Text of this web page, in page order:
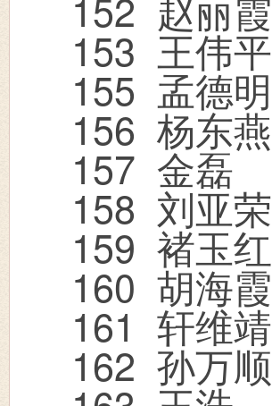
153 王伟平
155 孟德明
156杨东燕
157 金磊
158 刘亚荣
159褚玉红
160胡海霞
161轩维靖
162孙万顺